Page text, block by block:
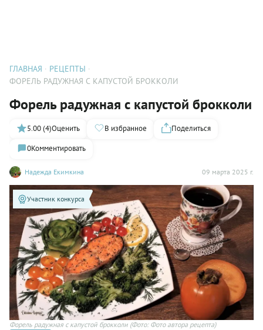
ГЛАВНАЯ
РЕЦЕПТЫ
ФОРЕЛЬ РАДУЖНАЯ С КАПУСТОЙ БРОККОЛИ
Форель радужная с капустой брокколи
Надежда Екимкина 09 марта 2025 г.
5.00 (4)Оценить В избранное
Поделиться
0Комментировать
Участник конкурса
Форель радужная с капустой брокколи (Фото: Фото автора рецепта)